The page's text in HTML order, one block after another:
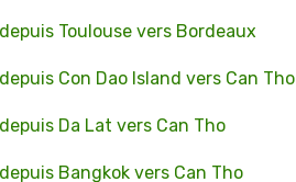
Toulouse vers Bordeaux
Con Dao Island vers Can Tho
Da Lat vers Can Tho
Bangkok vers Can Tho